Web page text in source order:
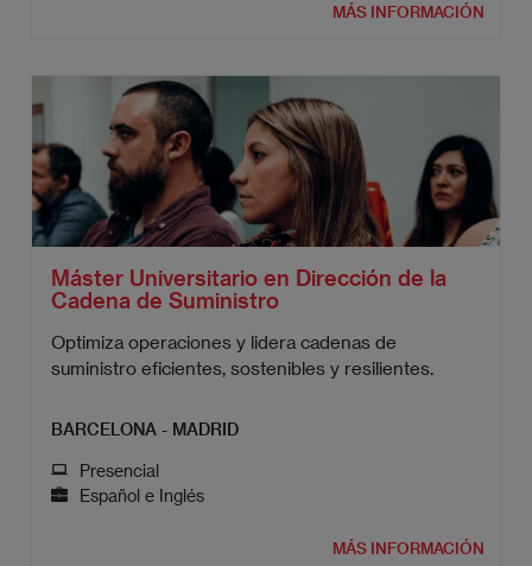
MÁS INFORMACIÓN
Máster Universitario en Dirección de la
Cadena de Suministro
Optimiza operaciones y lidera cadenas de
suministro eficientes, sostenibles y resilientes.
BARCELONA - MADRID
Presencial
Español e Inglés
MÁS INFORMACIÓN